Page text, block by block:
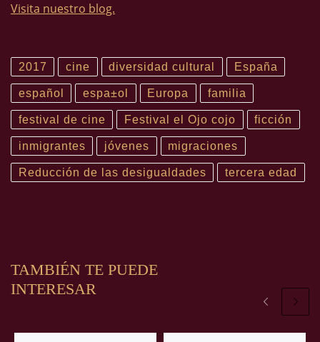
Visita nuestro blog.
2017 cine diversidad cultural España
español espa±ol Europa familia
festival de cine Festival el Ojo cojo ficción
inmigrantes jóvenes migraciones
Reducción de las desigualdades tercera edad
TAMBIÉN TE PUEDE
INTERESAR